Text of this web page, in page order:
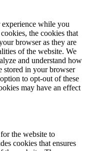
while you
the cookies that
browser as they are
of the website. We
and understand how
stored in your browser
to opt-out of these
may have an effect
the website to
cookies that ensures